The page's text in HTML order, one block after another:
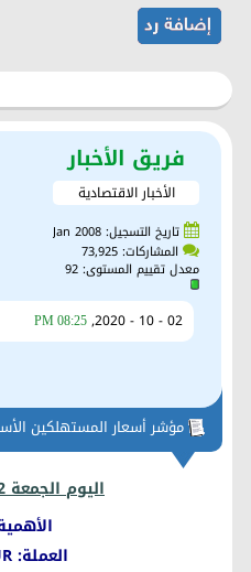
فريق الأخبار
الأخبار الاقتصادية
تاريخ التسجيل: Jan 2008
المشاركات: 73,925
معدل تقييم المستوى:92
02 - 10 - 2020,
08:25 PM
مؤشر أسعار المستهلكين
اليوم الجمعة 2 أكتوبر 2020
العملة: EUR يورو